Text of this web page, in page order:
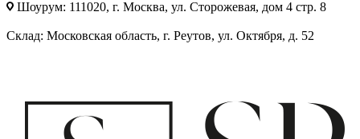
Шоурум: 111020, г. Москва, ул. Сторожевая, дом 4 стр. 8
Склад: Московская область, г. Реутов, ул. Октября, д. 52